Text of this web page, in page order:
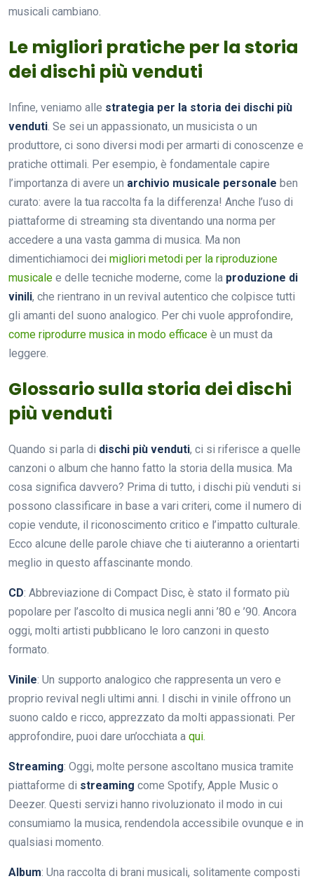
musicali cambiano.
Le migliori pratiche per la storia
dei dischi più venduti
Infine, veniamo alle strategia per la storia dei dischi più
venduti. Se sei un appassionato, un musicista o un
produttore, ci sono diversi modi per armarti di conoscenze e
pratiche ottimali. Per esempio, è fondamentale capire
l’importanza di avere un archivio musicale personale ben
curato: avere la tua raccolta fa la differenza! Anche l’uso di
piattaforme di streaming sta diventando una norma per
accedere a una vasta gamma di musica. Ma non
dimentichiamoci dei migliori metodi per la riproduzione
musicale e delle tecniche moderne, come la produzione di
vinili, che rientrano in un revival autentico che colpisce tutti
gli amanti del suono analogico. Per chi vuole approfondire,
come riprodurre musica in modo efficace è un must da
leggere.
Glossario sulla storia dei dischi
più venduti
Quando si parla di dischi più venduti, ci si riferisce a quelle
canzoni o album che hanno fatto la storia della musica. Ma
cosa significa davvero? Prima di tutto, i dischi più venduti si
possono classificare in base a vari criteri, come il numero di
copie vendute, il riconoscimento critico e l’impatto culturale.
Ecco alcune delle parole chiave che ti aiuteranno a orientarti
meglio in questo affascinante mondo.
CD: Abbreviazione di Compact Disc, è stato il formato più
popolare per l’ascolto di musica negli anni ’80 e ’90. Ancora
oggi, molti artisti pubblicano le loro canzoni in questo
formato.
Vinile: Un supporto analogico che rappresenta un vero e
proprio revival negli ultimi anni. I dischi in vinile offrono un
suono caldo e ricco, apprezzato da molti appassionati. Per
approfondire, puoi dare un’occhiata a qui.
Streaming: Oggi, molte persone ascoltano musica tramite
piattaforme di streaming come Spotify, Apple Music o
Deezer. Questi servizi hanno rivoluzionato il modo in cui
consumiamo la musica, rendendola accessibile ovunque e in
qualsiasi momento.
Album: Una raccolta di brani musicali, solitamente composti